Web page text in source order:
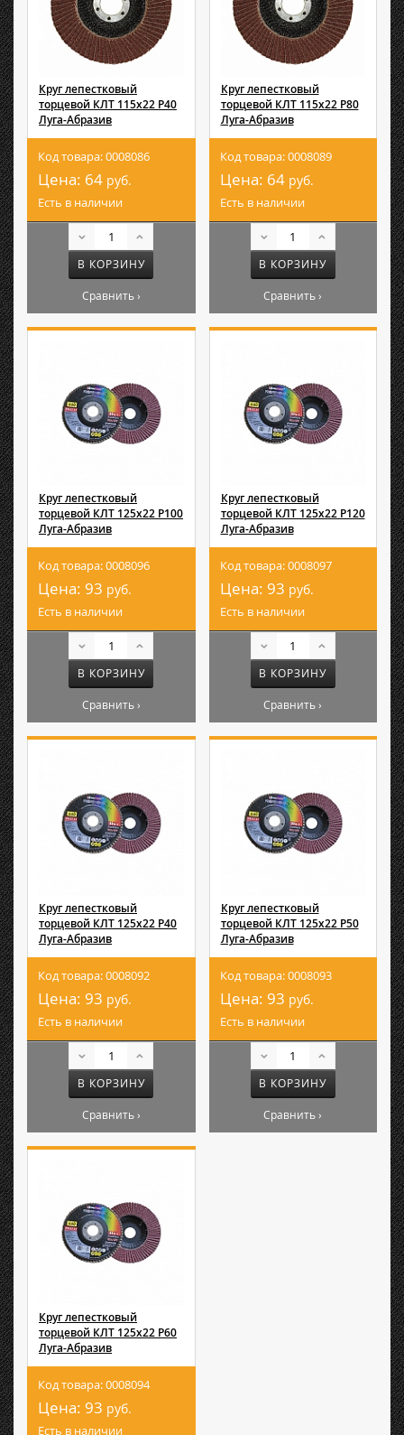
Круг лепестковый
торцевой КЛТ 115х22 Р40
Луга-Абразив
Код товара: 0008086
Цена: 64 руб.
Есть в наличии
В КОРЗИНУ
Сравнить ›
Круг лепестковый
торцевой КЛТ 115х22 Р80
Луга-Абразив
Код товара: 0008089
Цена: 64руб.
Есть в наличии
В КОРЗИНУ
Сравнить ›
Круг лепестковый
торцевой КЛТ 125х22 Р100
Луга-Абразив
Код товара: 0008096
Цена: 93 руб.
Есть в наличии
В КОРЗИНУ
Сравнить ›
Круг лепестковый
торцевой КЛТ 125х22 Р120
Луга-Абразив
Код товара: 0008097
Цена: 93 руб.
Есть в наличии
В КОРЗИНУ
Сравнить ›
Круг лепестковый
торцевой КЛТ 125х22 Р40
Луга-Абразив
Код товара: 0008092
Цена: 93 руб.
Есть в наличии
В КОРЗИНУ
Сравнить ›
Круг лепестковый
торцевой КЛТ 125х22 Р50
Луга-Абразив
Код товара: 0008093
Цена: 93 руб.
Есть в наличии
В КОРЗИНУ
Сравнить ›
Круг лепестковый
торцевой КЛТ 125х22 Р60
Луга-Абразив
Код товара: 0008094
Цена: 93 руб.
Есть в наличии